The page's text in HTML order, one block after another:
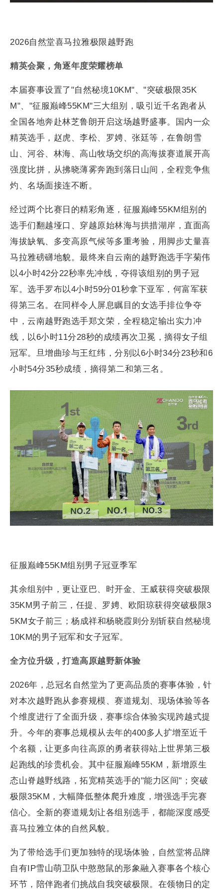
2026自然堂喜马拉雅极限越野跑
精英会聚，角逐年度荣耀榜单
本届赛事设置了"自然秘境10KM"、"突破极限35K
M"、"征服巅峰55KM"三大组别，吸引近千名跑者从
全国各地奔赴林芝鲁朗开启这场越野盛事。国内一众
精英选手，赵虎、李松、罗娉、张廷等，在鲁朗雪
山、河谷、林海、高山牧场交织的高海拔赛道展开高
强度比拼，从拂晓薄雾奔跑到落日山间，全程竞争焦
灼、名场面接连不断。
经过两个比赛日的精彩角逐，征服巅峰55KM组别的
选手们翻越垭口、穿越原始林海与拱措湖岸，直面高
海拔缺氧、多变高原气候等多重考验，用脚步丈量喜
马拉雅磅礴地貌。最终来自云南的越野跑选手字菊伟
以4小时42分22秒率先冲线，夺得该组别的男子冠
军。选手罗布以4小时59分01秒拿下亚军，何富军获
得第三名。在同样令人屏息瞩目的女选手排位争夺
中，云南越野跑选手郑文荣，全程稳定输出实力冲
线，以6小时11分28秒的成绩再次卫冕，摘得女子组
冠军。旦增曲珍与王红纬，分别以6小时34分23秒和6
小时54分35秒成绩，摘得第二和第三名。
征服巅峰55KM组别男子冠亚季军
其余组别中，更让亚巴、时开金、王威获得突破极限
35KM男子前三，任提、罗娉、欧阳琼获得突破极限3
5KM女子前三；杨成祥和杨晓霞则分别斩获自然秘境
10KM的男子冠军和女子冠军。
全方位升级，打造高原越野新体验
2026年，总冠名自然堂为了更高品质的赛事体验，针
对本次越野跑从参赛规模、赛道规划、现场体验等各
个维度进行了全面升级，赛事综合体验实现跨越式提
升。今年的赛事总规模从去年的400多人扩增至近千
个名额，让更多向往高原的勇者获得站上世界第三极
起跑线的珍贵机会。其中征服巅峰55KM，新增原生
态山脊越野线路，拓宽精英选手的"能力区间"；突破
极限35KM，大幅降低整体爬升难度，增强选手完赛
信心。全新的赛道规划让各组别选手，都能深度感受
喜马拉雅立体的自然风貌。
为了带给选手们更加独特的现场体验，自然堂将品牌
自有IP雪山萌卫队中憨憨鼠的形象融入赛事各个核心
环节，陪伴跑者们挑战自我突破极限。在领物日的定